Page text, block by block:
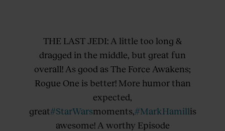
THE LAST JEDI: A little too long &
dragged in the middle, but great fun
overall! As good as The Force Awakens;
Rogue One is better! More humor than
expected,
great#StarWarsmoments,#MarkHamillis
awesome! A worthy Episode